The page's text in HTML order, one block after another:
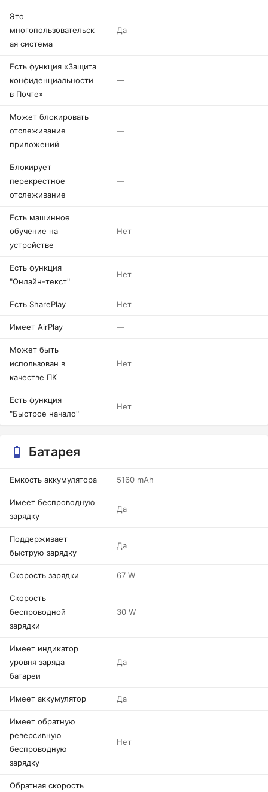
Это
многопользовательск
ая система
Да
Есть функция «Защита
конфиденциальности
в Почте»
—
Может блокировать
отслеживание
приложений
—
Блокирует
перекрестное
отслеживание
—
Есть машинное
обучение на
устройстве
Нет
Есть функция
"Онлайн-текст"
Нет
Есть SharePlay Нет
Имеет AirPlay —
Может быть
использован в
качестве ПК
Нет
Есть функция
"Быстрое начало"
Нет
Батарея
Емкость аккумулятора 5160 mAh
Имеет беспроводную
зарядку
Да
Поддерживает
быструю зарядку
Да
Скорость зарядки 67 W
Скорость
беспроводной
зарядки
30 W
Имеет индикатор
уровня заряда
батареи
Да
Имеет аккумулятор Да
Имеет обратную
реверсивную
беспроводную
зарядку
Нет
Обратная скорость